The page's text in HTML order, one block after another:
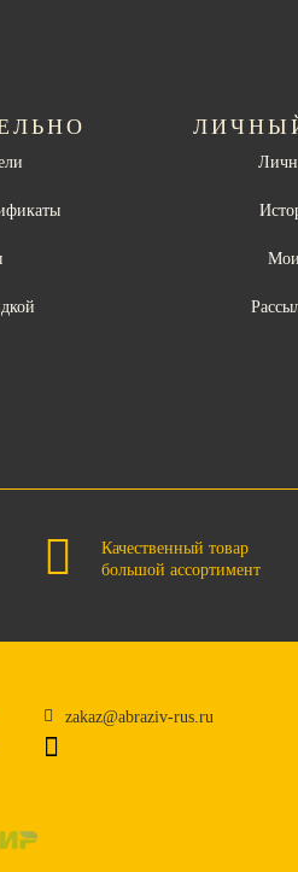
Мои
Качественный товар
большой ассортимент
zakaz@abraziv-rus.ru